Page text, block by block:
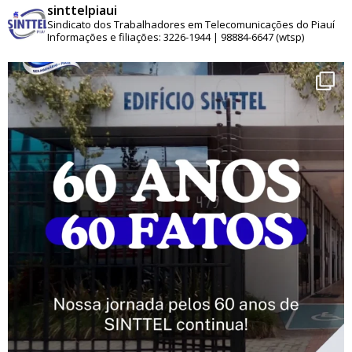
sinttelpiaui
Sindicato dos Trabalhadores em Telecomunicações do Piauí
Informações e filiações: 3226-1944 | 98884-6647 (wtsp)